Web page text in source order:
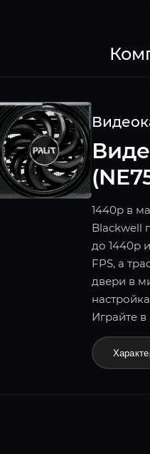
1440p в
Blackwell
до 1440p
FPS, а
двери в
Играйте